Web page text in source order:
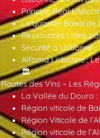
Príncipe Real
Le quartier Baixa de
Ressources Utiles
Sécurité à Lisbonne
Alfama Lisbonne :
🏛️
Routes des Vins – Les
La Vallée du Douro
Région viticole de
Région Viticole de
Région viticole de